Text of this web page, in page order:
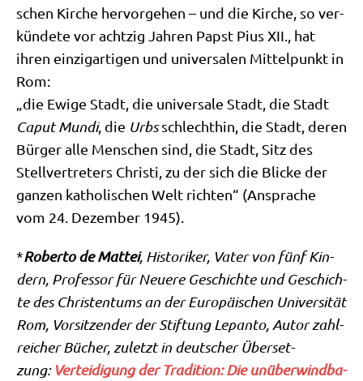
schen Kir­che her­vor­ge­hen – und die Kir­che, so ver­
kün­de­te vor acht­zig Jah­ren Papst Pius XII., hat
ihren ein­zig­ar­ti­gen und uni­ver­sa­len Mit­tel­punkt in
Rom:
„die Ewi­ge Stadt, die uni­ver­sa­le Stadt, die Stadt
Caput Mun­di, die Urbsschlecht­hin, die Stadt, deren
Bür­ger alle Men­schen sind, die Stadt, Sitz des
Stell­ver­tre­ters Chri­sti, zu der sich die Blicke der
gan­zen katho­li­schen Welt rich­ten“ (Anspra­che
vom 24. Dezem­ber 1945).
*Rober­to de Mat­tei, Histo­ri­ker, Vater von fünf Kin­
dern, Pro­fes­sor für Neue­re Geschich­te und Geschich­
te des Chri­sten­tums an der Euro­päi­schen Uni­ver­si­tät
Rom, Vor­sit­zen­der der Stif­tung Lepan­to, Autor zahl­
rei­cher Bücher, zuletzt in deut­scher Über­set­
zung: Ver­tei­di­gung der Tra­di­ti­on: Die unüber­wind­ba­